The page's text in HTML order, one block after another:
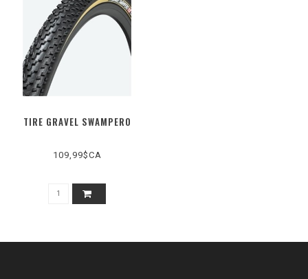
TIRE GRAVEL SWAMPERO
109,99$CA